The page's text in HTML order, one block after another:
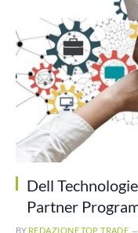
Dell
Partner
BY REDAZIONE TOP TRADE